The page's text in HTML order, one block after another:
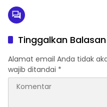
Tinggalkan Balasan
Alamat email Anda tidak
wajib ditandai *